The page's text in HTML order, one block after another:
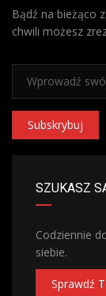
Bądź na bieżąco
chwili możesz
Subskrybuj
SZUKASZ
Codziennie
siebie.
Sprawdź